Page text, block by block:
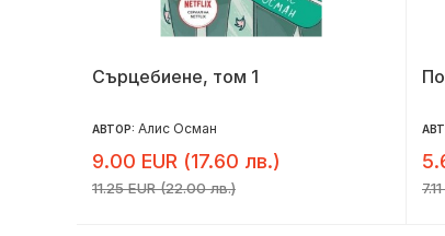
Сърцебиене, том 1
АВТОР: Алис Осман
9.00 EUR (17.60 лв.)
11.25 EUR (22.00 лв.)